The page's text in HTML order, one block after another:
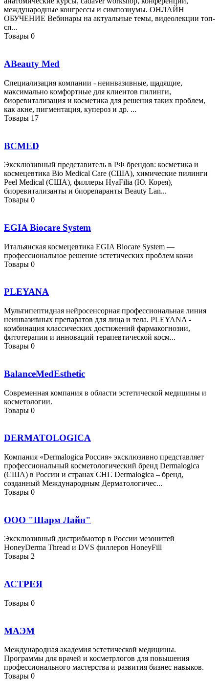
международные конгрессы и симпозиумы. ОНЛАЙН
ОБУЧЕНИЕ Вебинары на актуальные темы, видеолекции топ-
сп...
Товары 0
ABeauty Med
Специализация компании - неинвазивные, щадящие,
максимально комфортные для клиентов пилинги,
биоревитализация и косметика для решения таких проблем,
как акне, пигментация, купероз и др. ...
Товары 17
BCMED
Эксклюзивный представитель в РФ брендов: косметика и
космецевтика Bio Medical Care (США), химические пилинги
Peel Medical (США), филлеры HyaFilia (Ю. Корея),
биоревитализанты и биорепаранты Beauty Lan...
Товары 0
EGIA Biocare System
Итальянская космецевтика EGIA Biocare System —
профессиональное решение эстетических проблем кожи
Товары 0
PLEYANA
Мультипептидная нейросенсорная профессиональная линия
неинвазивных препаратов для лица и тела. PLEYANA -
комбинация классических достижений фармакогнозии,
фитотерапии и инноваций терапевтической косм...
Товары 0
BalanceMedEsthetic
Современная компания в области эстетической медицины и
косметологии.
Товары 0
DERMATOLOGICA
Компания «Dermalogica Россия» эксклюзивно представляет
профессиональный косметологический бренд Dermalogica
(США) в России и странах СНГ. Dermalogica – бренд,
созданный Международным Дерматологичес...
Товары 0
ООО "Шарм Лайн"
Эксклюзивный дистрибьютор в России мезонитей
HoneyDerma Thread и DVS филлеров HoneyFill
Товары 2
АСТРЕЯ
Товары 0
МАЭМ
Международная академия эстетической медицины.
Программы для врачей и косметрлогов для повышения
профессионального мастерства и развития бизнес навыков.
Товары 0